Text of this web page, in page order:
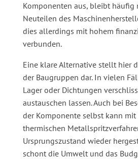
Komponenten aus, bleibt häufig
Neuteilen des
dies allerdings mit hohem
verbunden.
Eine klare Alternative stellt hier
der Baugruppen dar. In vielen
Lager oder Dichtungen
austauschen lassen. Auch bei
der Komponente selbst kann mit
thermischen
Ursprungszustand wieder
schont die Umwelt und das